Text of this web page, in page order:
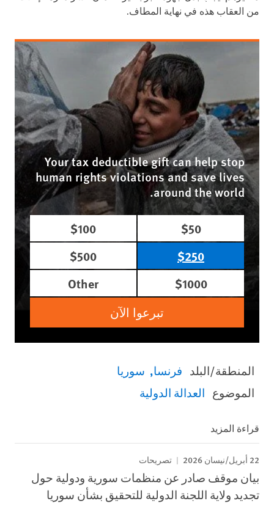
من العقاب هذه في نهاية المطاف.
Your tax deductible gift can help stop
human rights violations and save lives
around the world.
$50
$100
$250
$500
$1000
Other
تبرعوا الآن
المنطقة/البلد فرنسا سوريا
الموضوع العدالة الدولية
قراءة المزيد
22 أبريل/نيسان 2026 تصريحات
بيان موقف صادر عن منظمات سورية ودولية حول
تجديد ولاية اللجنة الدولية للتحقيق بشأن سوريا